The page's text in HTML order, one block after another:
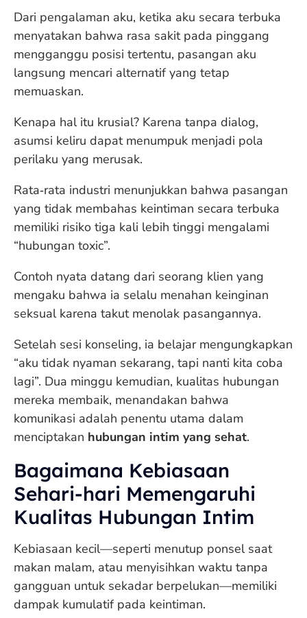
Dari pengalaman aku, ketika aku secara terbuka
menyatakan bahwa rasa sakit pada pinggang
mengganggu posisi tertentu, pasangan aku
langsung mencari alternatif yang tetap
memuaskan.
Kenapa hal itu krusial? Karena tanpa dialog,
asumsi keliru dapat menumpuk menjadi pola
perilaku yang merusak.
Rata‑rata industri menunjukkan bahwa pasangan
yang tidak membahas keintiman secara terbuka
memiliki risiko tiga kali lebih tinggi mengalami
“hubungan toxic”.
Contoh nyata datang dari seorang klien yang
mengaku bahwa ia selalu menahan keinginan
seksual karena takut menolak pasangannya.
Setelah sesi konseling, ia belajar mengungkapkan
“aku tidak nyaman sekarang, tapi nanti kita coba
lagi”. Dua minggu kemudian, kualitas hubungan
mereka membaik, menandakan bahwa
komunikasi adalah penentu utama dalam
menciptakan hubungan intim yang sehat.
Bagaimana Kebiasaan
Sehari-hari Memengaruhi
Kualitas Hubungan Intim
Kebiasaan kecil—seperti menutup ponsel saat
makan malam, atau menyisihkan waktu tanpa
gangguan untuk sekadar berpelukan—memiliki
dampak kumulatif pada keintiman.